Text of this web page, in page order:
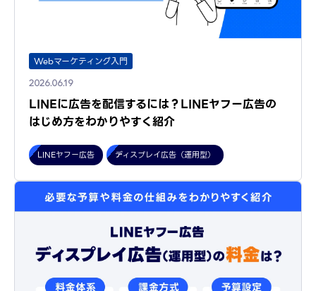
Webマーケティング入門
2026.06.19
LINEに広告を配信するには？LINEヤフー広告の
はじめ方をわかりやすく紹介
LINEヤフー広告 ディスプレイ広告（運用型）